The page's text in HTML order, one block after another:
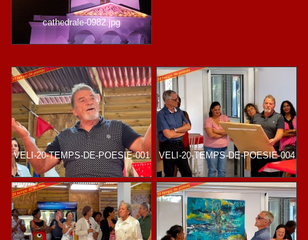
cathedrale-0982.jpg
VELI-20-TEMPS-DE-POESIE-001 VELI-20-TEMPS-DE-POESIE-004